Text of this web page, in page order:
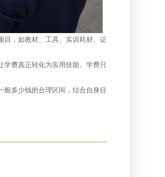
，如教材、工具、实训耗材、证
费真正转化为实用技能。学费只
多少钱的合理区间，结合自身目